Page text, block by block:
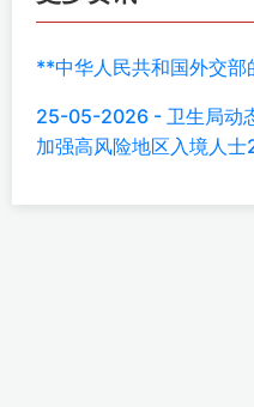
**中华人民共和国外交
25-05-2026 - 卫生局动
加强高风险地区入境人